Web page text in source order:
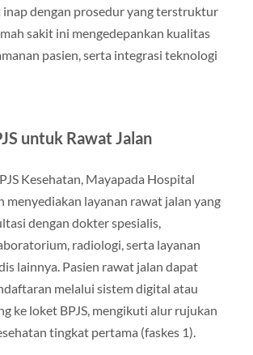
dengan prosedur yang terstruktur
sakit ini mengedepankan kualitas
pasien, serta integrasi teknologi
untuk Rawat Jalan
Kesehatan, Mayapada Hospital
menyediakan layanan rawat jalan yang
dengan dokter spesialis,
radiologi, serta layanan
lainnya. Pasien rawat jalan dapat
melalui sistem digital atau
ke loket BPJS, mengikuti alur rujukan
tingkat pertama (faskes 1).